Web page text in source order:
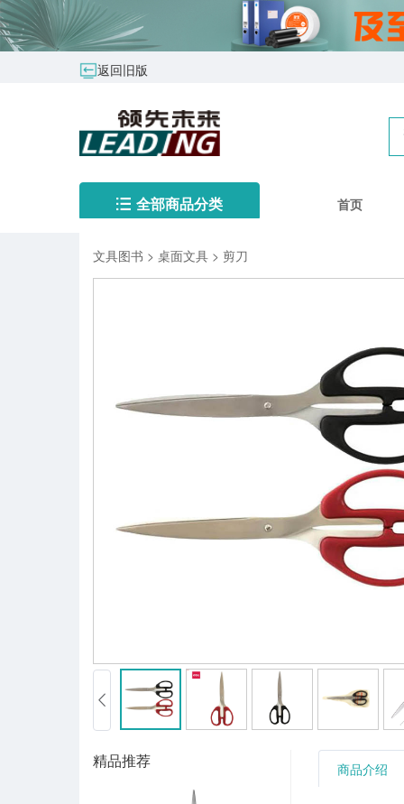
返回旧版
全部商品分类 首页
文具图书 > 桌面文具 > 剪刀
精品推荐 商品介绍